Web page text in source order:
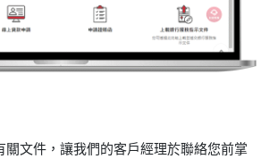
關文件，讓我們的客戶經理於聯絡您前掌